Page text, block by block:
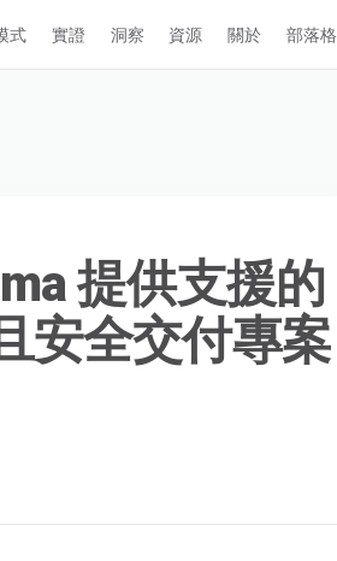
式 實證 洞察 資源 關於 部落格
提供支援的
安全交付專案